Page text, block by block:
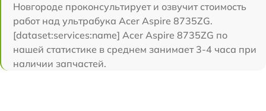
Новгороде проконсультирует и озвучит стоимость
работ над ультрабука Acer Aspire 8735ZG.
[dataset:services:name] Acer Aspire 8735ZG по
нашей статистике в среднем занимает 3-4 часа при
наличии запчастей.